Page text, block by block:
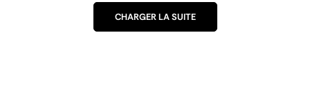
CHARGER LA SUITE